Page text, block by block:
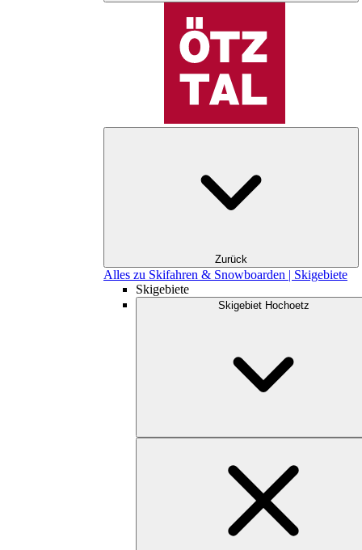
Zurück
Alles zu Skifahren & Snowboarden | Skigebiete
Skigebiete
Skigebiet Hochoetz